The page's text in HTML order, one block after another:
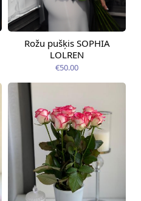
Pieejama no
12.08.2026
Rožu pušķis SOPHIA
LOLREN
€50.00